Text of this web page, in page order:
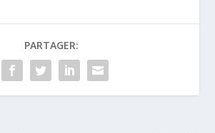
PARTAGER: